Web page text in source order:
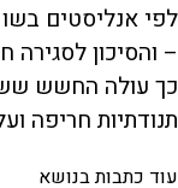
לפי אנליסטים
– והסיכון
כך עולה החשש
תנודתיות חריפה
עוד כתבות בנושא